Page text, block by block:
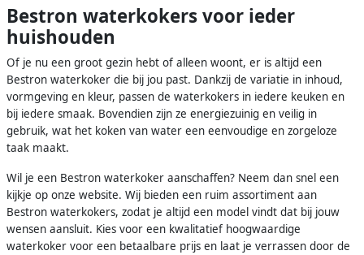
Bestron waterkokers voor ieder
huishouden
Of je nu een groot gezin hebt of alleen woont, er is altijd een
Bestron waterkoker die bij jou past. Dankzij de variatie in inhoud,
vormgeving en kleur, passen de waterkokers in iedere keuken en
bij iedere smaak. Bovendien zijn ze energiezuinig en veilig in
gebruik, wat het koken van water een eenvoudige en zorgeloze
taak maakt.
Wil je een Bestron waterkoker aanschaffen? Neem dan snel een
kijkje op onze website. Wij bieden een ruim assortiment aan
Bestron waterkokers, zodat je altijd een model vindt dat bij jouw
wensen aansluit. Kies voor een kwalitatief hoogwaardige
waterkoker voor een betaalbare prijs en laat je verrassen door de